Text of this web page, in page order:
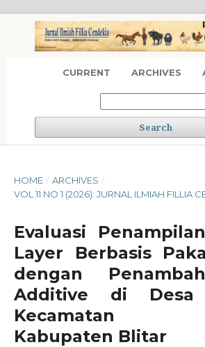
CURRENT ARCHIVES
Search
HOME / ARCHIVES /
VOL 11 NO 1 (2026): JURNAL ILMIAH FILLIA
Evaluasi
Layer Berbasis
dengan
Additive di Desa
Kecamatan
Kabupaten Blitar